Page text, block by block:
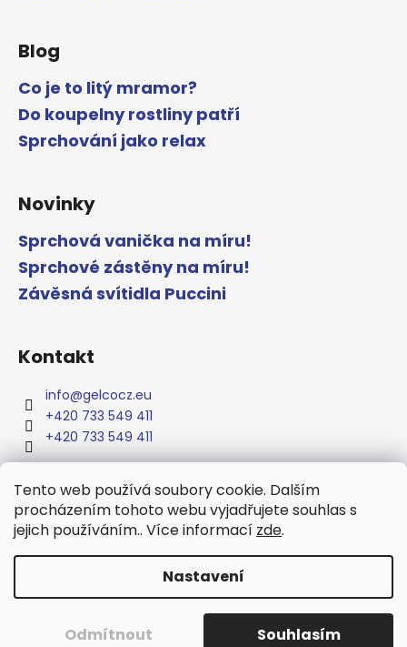
Tento web používá soubory cookie. Dalším
procházením tohoto webu vyjadřujete souhlas s
jejich používáním.. Více informací zde.
Nastavení
Odmítnout Souhlasím
Blog
Co je to litý mramor?
Do koupelny rostliny patří
Sprchování jako relax
Novinky
Sprchová vanička na míru!
Sprchové zástěny na míru!
Závěsná svítidla Puccini
Kontakt
info@gelcocz.eu
+420 733 549 411
+420 733 549 411
www.gelcocz.eu
. Všechna práva vyhrazena.Upravit
nastavení cookies